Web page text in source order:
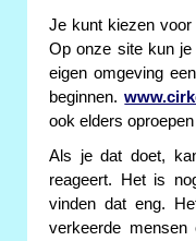
Je kunt kiezen
Op onze site kun
eigen omgeving
beginnen.
ook elders
Als je dat doet,
reageert. Het is
vinden dat eng.
verkeerde